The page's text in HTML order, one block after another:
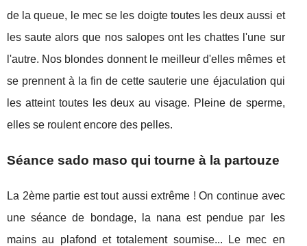
de la queue, le mec se les doigte toutes les deux aussi et
les saute alors que nos salopes ont les chattes l'une sur
l'autre. Nos blondes donnent le meilleur d'elles mêmes et
se prennent à la fin de cette sauterie une éjaculation qui
les atteint toutes les deux au visage. Pleine de sperme,
elles se roulent encore des pelles.
Séance sado maso qui tourne à la partouze
La 2ème partie est tout aussi extrême ! On continue avec
une séance de bondage, la nana est pendue par les
mains au plafond et totalement soumise... Le mec en